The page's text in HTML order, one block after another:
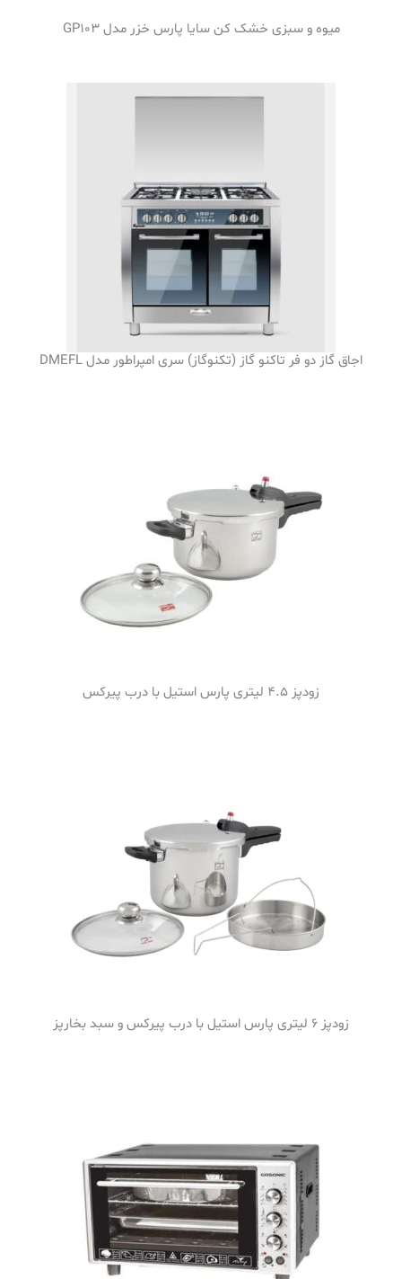
میوه و سبزی خشک کن سایا پارس خزر مدل GP103
اجاق گاز دو فر تاکنو گاز (تکنوگاز) سری امپراطور مدل DMEFL
زودپز 4.5 لیتری پارس استیل با درب پیرکس
زودپز 6 لیتری پارس استیل با درب پیرکس و سبد بخارپز